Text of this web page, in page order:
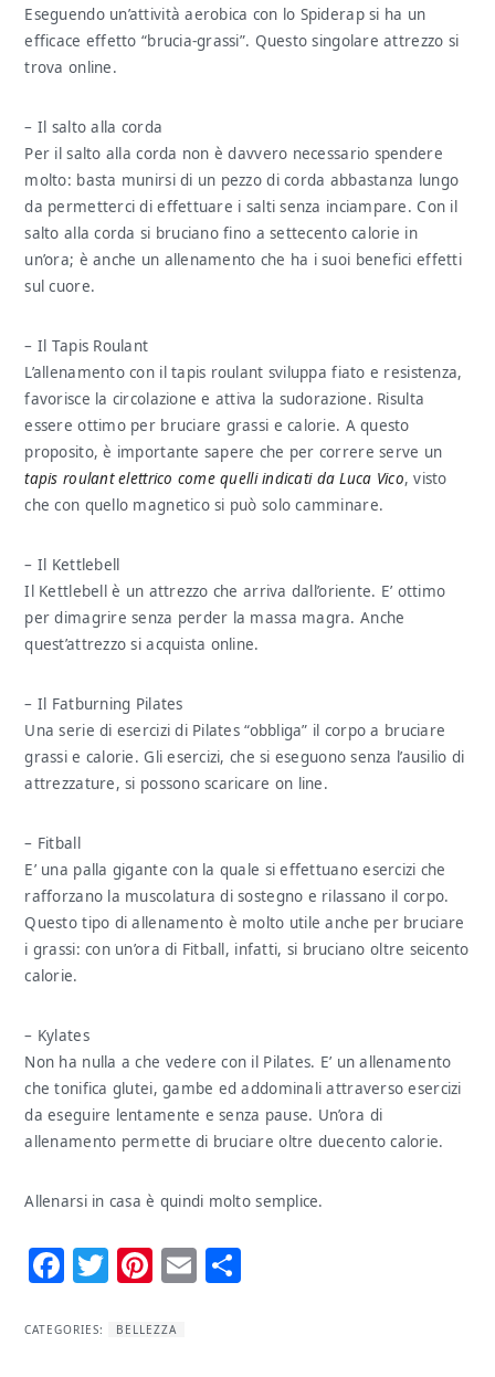
Eseguendo un’attività aerobica con lo Spiderap si ha un
efficace effetto “brucia-grassi”. Questo singolare attrezzo si
trova online.
– Il salto alla corda
Per il salto alla corda non è davvero necessario spendere
molto: basta munirsi di un pezzo di corda abbastanza lungo
da permetterci di effettuare i salti senza inciampare. Con il
salto alla corda si bruciano fino a settecento calorie in
un’ora; è anche un allenamento che ha i suoi benefici effetti
sul cuore.
– Il Tapis Roulant
L’allenamento con il tapis roulant sviluppa fiato e resistenza,
favorisce la circolazione e attiva la sudorazione. Risulta
essere ottimo per bruciare grassi e calorie. A questo
proposito, è importante sapere che per correre serve un
tapis roulant elettrico come quelli indicati da Luca Vico, visto
che con quello magnetico si può solo camminare.
– Il Kettlebell
Il Kettlebell è un attrezzo che arriva dall’oriente. E’ ottimo
per dimagrire senza perder la massa magra. Anche
quest’attrezzo si acquista online.
– Il Fatburning Pilates
Una serie di esercizi di Pilates “obbliga” il corpo a bruciare
grassi e calorie. Gli esercizi, che si eseguono senza l’ausilio di
attrezzature, si possono scaricare on line.
– Fitball
E’ una palla gigante con la quale si effettuano esercizi che
rafforzano la muscolatura di sostegno e rilassano il corpo.
Questo tipo di allenamento è molto utile anche per bruciare
i grassi: con un’ora di Fitball, infatti, si bruciano oltre seicento
calorie.
– Kylates
Non ha nulla a che vedere con il Pilates. E’ un allenamento
che tonifica glutei, gambe ed addominali attraverso esercizi
da eseguire lentamente e senza pause. Un’ora di
allenamento permette di bruciare oltre duecento calorie.
Allenarsi in casa è quindi molto semplice.
Facebook
Twitter
Pinterest
Email
CATEGORIES: BELLEZZA